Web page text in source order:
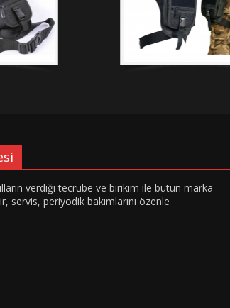
verdiği tecrübe ve birikim ile bütün marka
servis, periyodik bakımlarını özenle